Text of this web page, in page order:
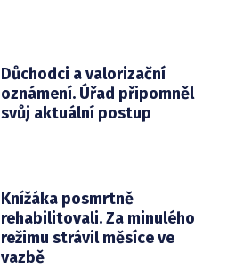
Důchodci a valorizační
oznámení. Úřad připomněl
svůj aktuální postup
Knížáka posmrtně
rehabilitovali. Za minulého
režimu strávil měsíce ve
vazbě